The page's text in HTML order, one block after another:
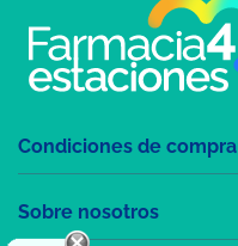
Condiciones de compra
Sobre nosotros